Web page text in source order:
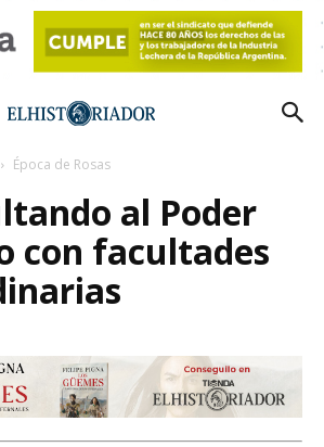
Época de Rosas
al Poder
con facultades